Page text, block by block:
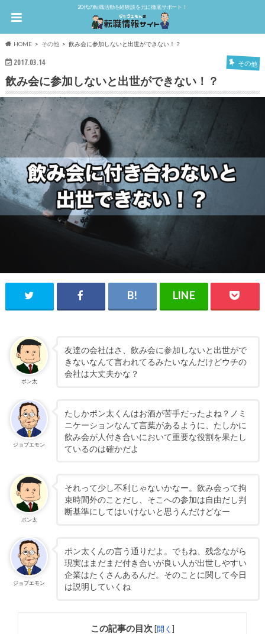
20代の転職活動を経験談を元に徹底サポート！
HOME その他 飲み会に参加しないと出世ができない！？
2017.03.14 その他
飲み会に参加しないと出世ができない！？
ポン太
友達の会社はさ、飲み会に参加しないと出世がで
きないなんて言われてるみたいなんだけどウチの
会社は大丈夫かな？
ジョブエモン
たしかポン太くんはお酒が苦手だったよね？ノミ
ニケーションなんて言葉があるように、たしかに
飲み会が人付き合いにおいて重要な役割を果たし
ているのは確かだよ
ポン太
それって少し不利じゃないかなー。飲み会って拘
束時間外のことだし、そこへの参加は自由だし判
断基準にしてはいけないと思うんだけどなー
ジョブエモン
ポン太くんの言う通りだよ。でもね、残念ながら
現実はまだまだ付き合いが良い人が出世しやすい
企業はたくさんあるんだ。そのことに関して今日
は説明していくね
この記事の目次 [開く ]